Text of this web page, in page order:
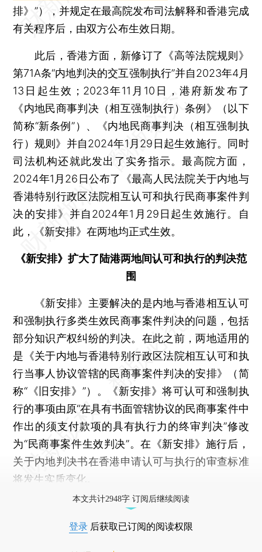
排》”），并规定在最高院发布司法解释和香港完成
有关程序后，由双方公布生效日期。
此后，香港方面，新修订了《高等法院规则》
第71A条“内地判决的交互强制执行”并自2023年4月
13日起生效；2023年11月10日，港府新发布了
《内地民商事判决（相互强制执行）条例》（以下
简称“新条例”）、《内地民商事判决（相互强制执
行）规则》并自2024年1月29日起生效施行。同时
司法机构还就此发出了实务指示。最高院方面，
2024年1月26日公布了《最高人民法院关于内地与
香港特别行政区法院相互认可和执行民商事案件判
决的安排》并自2024年1月29日起生效施行。自
此，《新安排》在两地均正式生效。
《新安排》扩大了陆港两地间认可和执行的判决范
围
《新安排》主要解决的是内地与香港相互认可
和强制执行多类生效民商事案件判决的问题，包括
部分知识产权纠纷的判决。在此之前，两地适用的
是《关于内地与香港特别行政区法院相互认可和执
行当事人协议管辖的民商事案件判决的安排》（简
称“《旧安排》”）。《新安排》将可认可和强制执
行的事项由原“在具有书面管辖协议的民商事案件中
作出的须支付款项的具有执行力的终审判决”修改
为“民商事案件生效判决”。在《新安排》施行后，
关于内地判决书在香港申请认可与执行的审查标准
将发生实质变化。
本文共计2948字 订阅后继续阅读
登录 后获取已订阅的阅读权限